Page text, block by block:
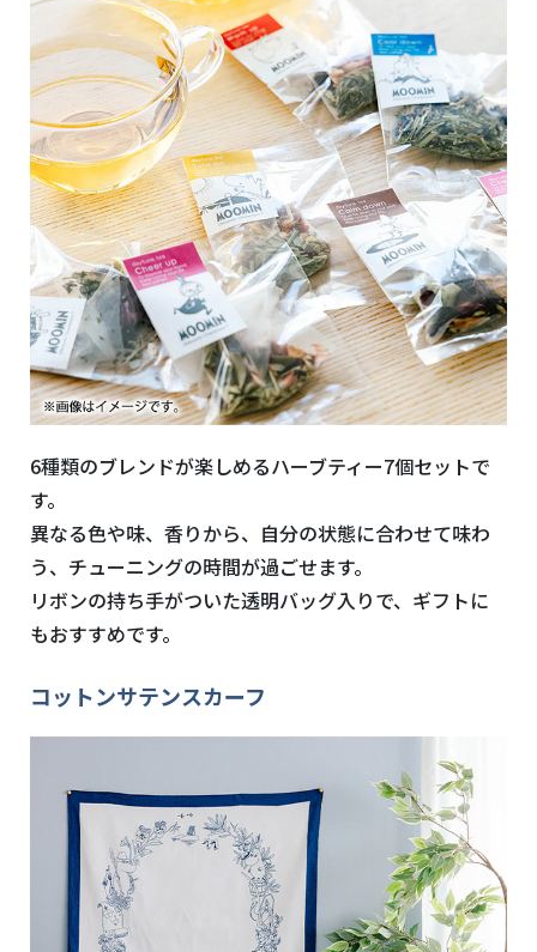
6種類のブレンドが楽しめるハーブティー7個セットで
す。
異なる色や味、香りから、自分の状態に合わせて味わ
う、チューニングの時間が過ごせます。
リボンの持ち手がついた透明バッグ入りで、ギフトに
もおすすめです。
コットンサテンスカーフ